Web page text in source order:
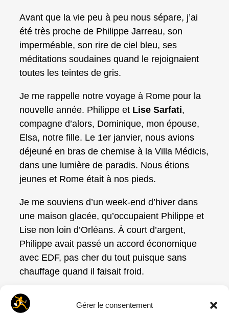
Gérer le consentement
Avant que la vie peu à peu nous sépare, j’ai
été très proche de Philippe Jarreau, son
imperméable, son rire de ciel bleu, ses
méditations soudaines quand le rejoignaient
toutes les teintes de gris.
Je me rappelle notre voyage à Rome pour la
nouvelle année. Philippe et Lise Sarfati,
compagne d’alors, Dominique, mon épouse,
Elsa, notre fille. Le 1er janvier, nous avions
déjeuné en bras de chemise à la Villa Médicis,
dans une lumière de paradis. Nous étions
jeunes et Rome était à nos pieds.
Je me souviens d’un week-end d’hiver dans
une maison glacée, qu’occupaient Philippe et
Lise non loin d’Orléans. À court d’argent,
Philippe avait passé un accord économique
avec EDF, pas cher du tout puisque sans
chauffage quand il faisait froid.
Son rapport à l’argent était extravagant, entre
Arsène Lupin dont il avait la belle allure, et le